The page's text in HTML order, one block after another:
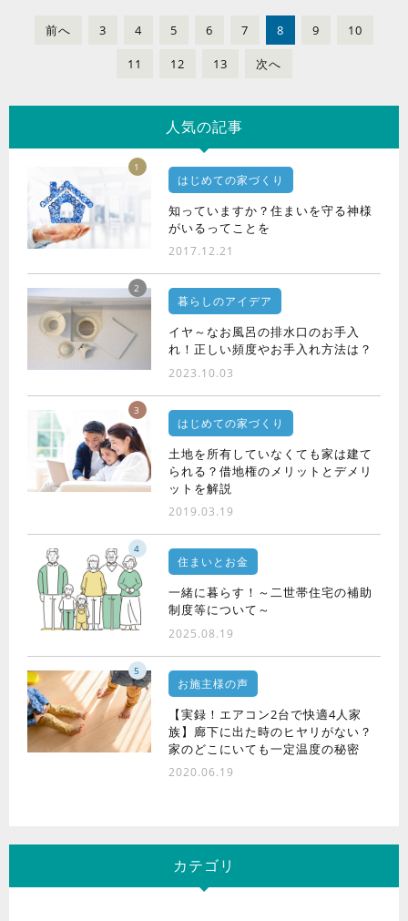
前へ 3 4 5 6 7 8 9 10
11 12 13 次へ
人気の記事
1
はじめての家づくり
知っていますか？住まいを守る神様
がいるってことを
2017.12.21
2
暮らしのアイデア
イヤ～なお風呂の排水口のお手入
れ！正しい頻度やお手入れ方法は？
2023.10.03
3
はじめての家づくり
土地を所有していなくても家は建て
られる？借地権のメリットとデメリ
ットを解説
2019.03.19
4
住まいとお金
一緒に暮らす！～二世帯住宅の補助
制度等について～
2025.08.19
5
お施主様の声
【実録！エアコン2台で快適4人家
族】廊下に出た時のヒヤリがない？
家のどこにいても一定温度の秘密
2020.06.19
カテゴリ